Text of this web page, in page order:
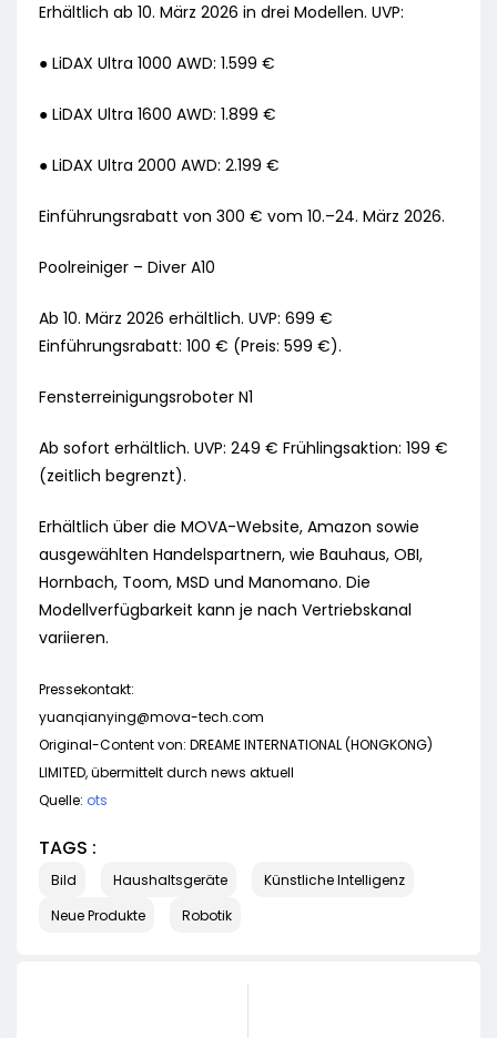
Erhältlich ab 10. März 2026 in drei Modellen. UVP:
● LiDAX Ultra 1000 AWD: 1.599 €
● LiDAX Ultra 1600 AWD: 1.899 €
● LiDAX Ultra 2000 AWD: 2.199 €
Einführungsrabatt von 300 € vom 10.–24. März 2026.
Poolreiniger – Diver A10
Ab 10. März 2026 erhältlich. UVP: 699 €
Einführungsrabatt: 100 € (Preis: 599 €).
Fensterreinigungsroboter N1
Ab sofort erhältlich. UVP: 249 € Frühlingsaktion: 199 €
(zeitlich begrenzt).
Erhältlich über die MOVA-Website, Amazon sowie
ausgewählten Handelspartnern, wie Bauhaus, OBI,
Hornbach, Toom, MSD und Manomano. Die
Modellverfügbarkeit kann je nach Vertriebskanal
variieren.
Pressekontakt:
yuanqianying@mova-tech.com
Original-Content von: DREAME INTERNATIONAL (HONGKONG)
LIMITED, übermittelt durch news aktuell
Quelle: ots
TAGS :
Bild Haushaltsgeräte
Künstliche Intelligenz
Neue Produkte
Robotik